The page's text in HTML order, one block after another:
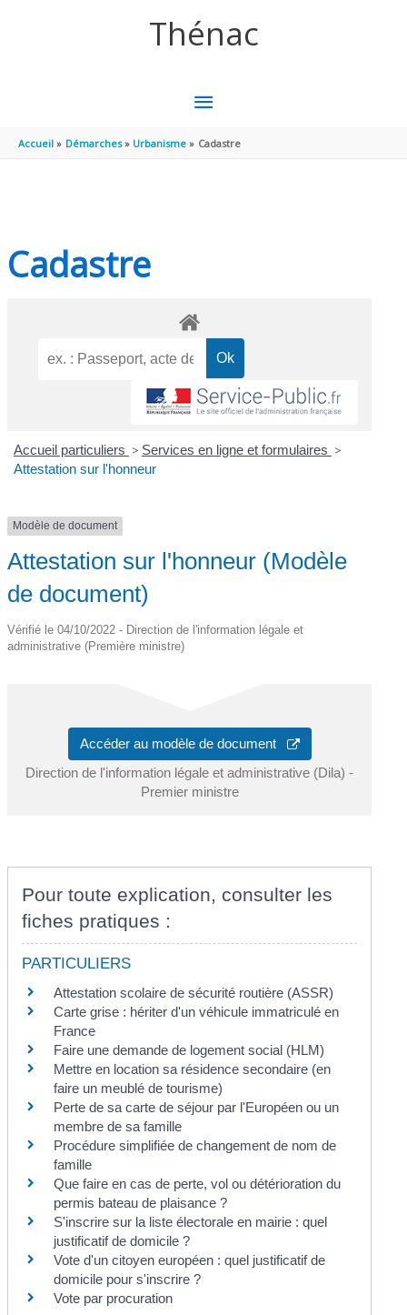
Thénac
MENU
PRINCIPAL
Accueil Démarches Urbanisme Cadastre
Cadastre
Accueil particuliers > Services en ligne et formulaires >
Attestation sur l'honneur
Modèle de document
Attestation sur l'honneur (Modèle
de document)
Vérifié le 04/10/2022 - Direction de l'information légale et
administrative (Première ministre)
Accéder au modèle de document
Direction de l'information légale et administrative (Dila) -
Premier ministre
Pour toute explication, consulter les
fiches pratiques :
PARTICULIERS
Attestation scolaire de sécurité routière (ASSR)
Carte grise : hériter d'un véhicule immatriculé en
France
Faire une demande de logement social (HLM)
Mettre en location sa résidence secondaire (en
faire un meublé de tourisme)
Perte de sa carte de séjour par l'Européen ou un
membre de sa famille
Procédure simplifiée de changement de nom de
famille
Que faire en cas de perte, vol ou détérioration du
permis bateau de plaisance ?
S'inscrire sur la liste électorale en mairie : quel
justificatif de domicile ?
Vote d'un citoyen européen : quel justificatif de
domicile pour s'inscrire ?
Vote par procuration